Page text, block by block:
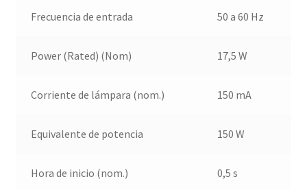
Frecuencia de entrada 50 a 60 Hz
Power (Rated) (Nom) 17,5 W
Corriente de lámpara (nom.) 150 mA
Equivalente de potencia 150 W
Hora de inicio (nom.) 0,5 s